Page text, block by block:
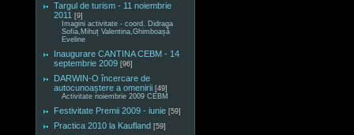
Targul de turism - 11 noiembrie
2011 [9]
Imagini activitate - coord. Didraga
Sofia,Mihuț Valentina,Ghimboașă
Eveline
Inaugurare CANTINA CEBM - 14
septembrie 2009 [96]
DARWIN-O încercare de
autocunoaștere a omenirii [49]
Activitate noiembrie 2009 CEBM
Festivitate Premii 2009 - iunie [59]
Practica 2010 la Kaufland [59]